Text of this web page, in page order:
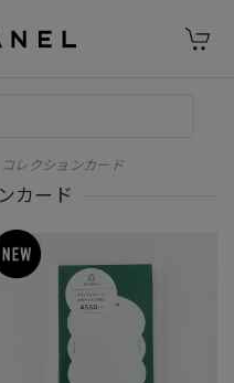
コレクションカード
カード